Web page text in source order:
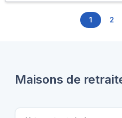
1 2
Maisons de